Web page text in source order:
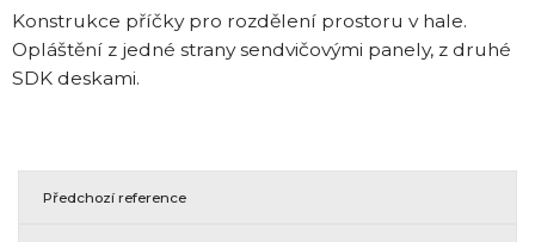
Konstrukce příčky pro rozdělení prostoru v hale.
Opláštění z jedné strany sendvičovými panely, z druhé
SDK deskami.
Předchozí reference